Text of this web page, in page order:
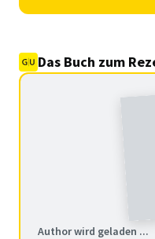
Das Buch zum
Author wird geladen ...